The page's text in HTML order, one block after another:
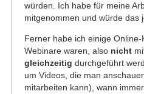
würden. Ich habe für meine
mitgenommen und würde das
Ferner habe ich einige
Webinare waren, also nicht
gleichzeitig durchgeführt
um Videos, die man
mitarbeiten kann), wann